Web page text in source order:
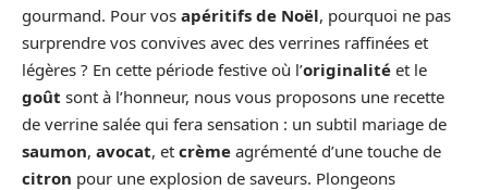
gourmand. Pour vos apéritifs de Noël, pourquoi ne pas
surprendre vos convives avec des verrines raffinées et
légères ? En cette période festive où l’originalité et le
goût sont à l’honneur, nous vous proposons une recette
de verrine salée qui fera sensation : un subtil mariage de
saumon, avocat, et crème agrémenté d’une touche de
citron pour une explosion de saveurs. Plongeons